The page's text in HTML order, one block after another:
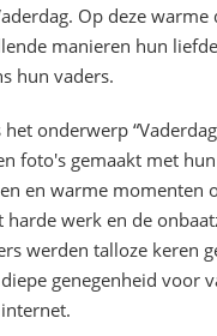
Op deze warme
manieren hun
hun vaders.
onderwerp
foto's gemaakt met
en warme momenten
harde werk en de
werden talloze keren
genegenheid voor